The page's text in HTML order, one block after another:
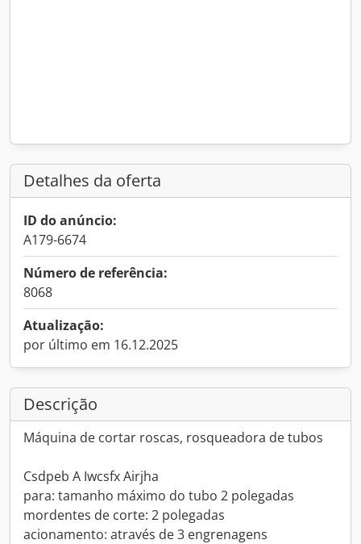
Detalhes da oferta
ID do anúncio:
A179-6674
Número de referência:
8068
Atualização:
por último em 16.12.2025
Descrição
Máquina de cortar roscas, rosqueadora de tubos
Csdpeb A Iwcsfx Airjha
para: tamanho máximo do tubo 2 polegadas
mordentes de corte: 2 polegadas
acionamento: através de 3 engrenagens